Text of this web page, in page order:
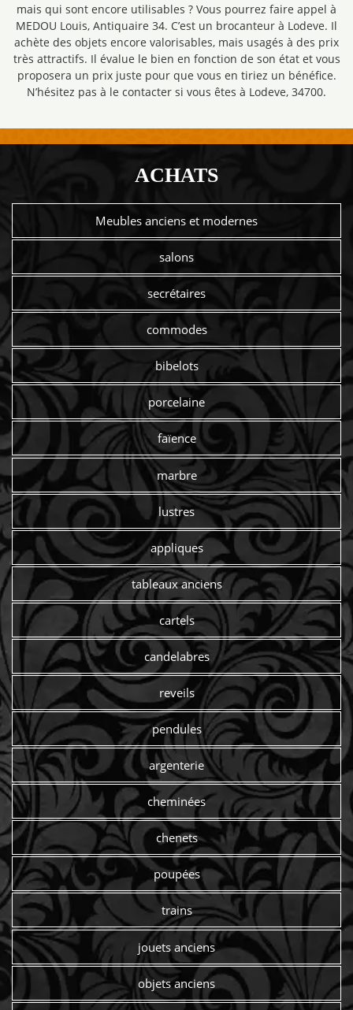
mais qui sont encore utilisables ? Vous pourrez faire appel à
MEDOU Louis, Antiquaire 34. C’est un brocanteur à Lodeve. Il
achète des objets encore valorisables, mais usagés à des prix
très attractifs. Il évalue le bien en fonction de son état et vous
proposera un prix juste pour que vous en tiriez un bénéfice.
N’hésitez pas à le contacter si vous êtes à Lodeve, 34700.
ACHATS
Meubles anciens et modernes
salons
secrétaires
commodes
bibelots
porcelaine
faïence
marbre
lustres
appliques
tableaux anciens
cartels
candelabres
reveils
pendules
argenterie
cheminées
chenets
poupées
trains
jouets anciens
objets anciens